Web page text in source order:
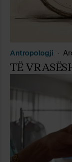
Antropologji
TË